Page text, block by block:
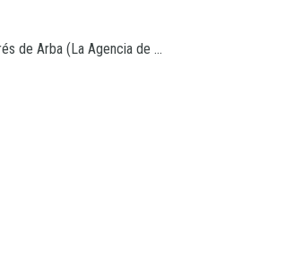
de Arba (La Agencia de ...